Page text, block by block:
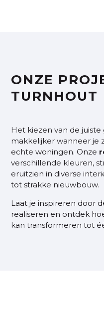
ONZE
TURNHOUT
Het kiezen van de
makkelijker wanneer je
echte woningen. Onze
verschillende kleuren,
eruitzien in diverse
tot strakke nieuwbouw.
Laat je inspireren door
realiseren en ontdek
kan transformeren tot